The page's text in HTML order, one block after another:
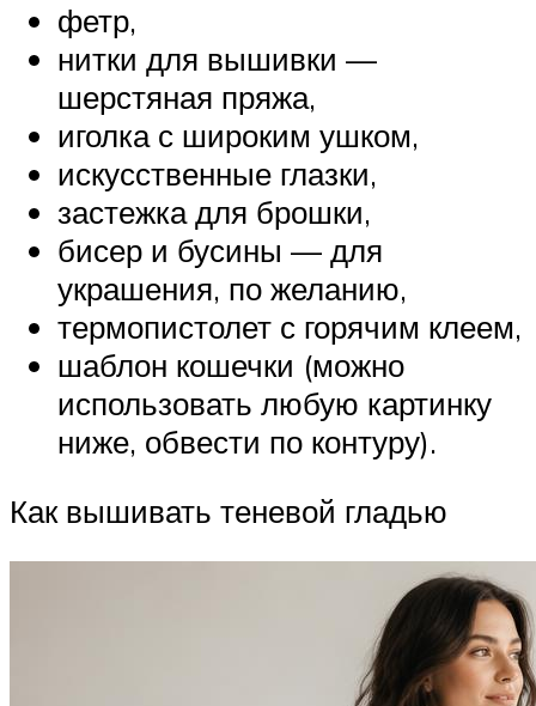
фетр,
нитки для вышивки —
шерстяная пряжа,
иголка с широким ушком,
искусственные глазки,
застежка для брошки,
бисер и бусины — для
украшения, по желанию,
термопистолет с горячим клеем,
шаблон кошечки (можно
использовать любую картинку
ниже, обвести по контуру).
Как вышивать теневой гладью